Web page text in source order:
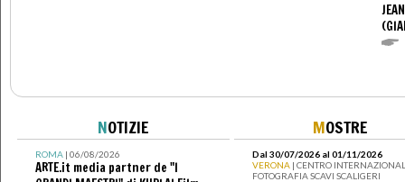
NOTIZIE
ROMA| 06/08/2026
ARTE.it media partner de "I
MOSTRE
Dal 30/07/2026 al 01/11/2026
VERONA | CENTRO
FOTOGRAFIA SCAVI SCALIGERI